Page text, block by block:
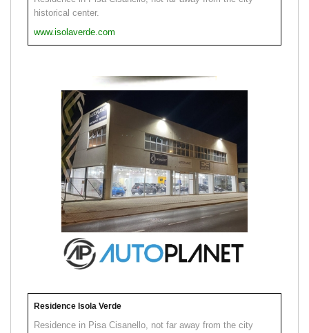
historical center.
www.isolaverde.com
Residence Isola Verde
Residence in Pisa Cisanello, not far away from the city